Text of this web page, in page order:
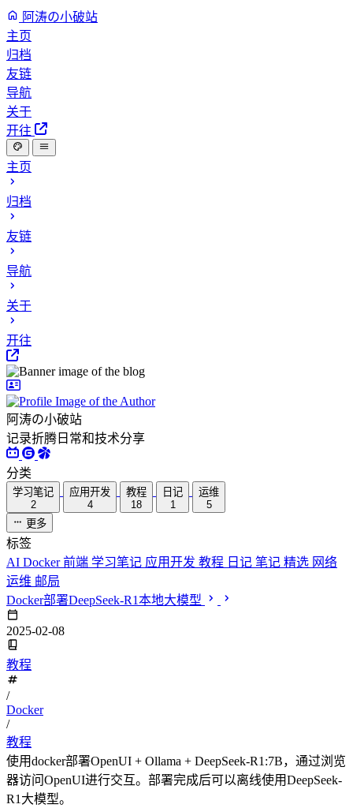
阿涛の小破站
主页
归档
友链
导航
关于
开往
主页
归档
友链
导航
关于
开往
阿涛の小破站
记录折腾日常和技术分享
分类
学习笔记
2
应用开发
4
教程
18
日记
1
运维
5
更多
标签
AI Docker前端 学习笔记 应用开发 教程 日记 笔记 精选 网络
运维 邮局
Docker部署DeepSeek-R1本地大模型
2025-02-08
教程
/
Docker
/
教程
使用docker部署OpenUI + Ollama + DeepSeek-R1:7B，通过浏览
器访问OpenUI进行交互。部署完成后可以离线使用DeepSeek-
R1大模型。